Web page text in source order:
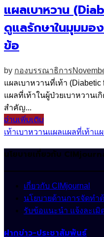
แผลเบาหวาน
ดูแลรักษาในมุมมอ
ข้อ
by กองบรรณาธิการ
แผลเบาหวานที่เท้า (Diabetic
แผลที่เท้าในผู้ป่วยเบาหวานเ
สำคัญ...
อ่านเพิ่มเติม
เท้าเบาหวานแผลแผลที่เท้าแ
นโยบายเกี่ยวกับ
เกี่ยวกับ CIMjournal
นโยบายด้านการจัดท
รับข้อแนะนำ แจ้งละเ
ฝากข่าว-ประชาสัมพันธ์